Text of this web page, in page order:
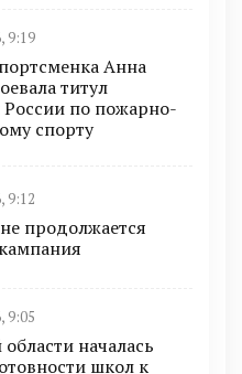
9:19
Анна
титул
по пожарно-
спорту
9:12
продолжается
9:05
началась
школ к